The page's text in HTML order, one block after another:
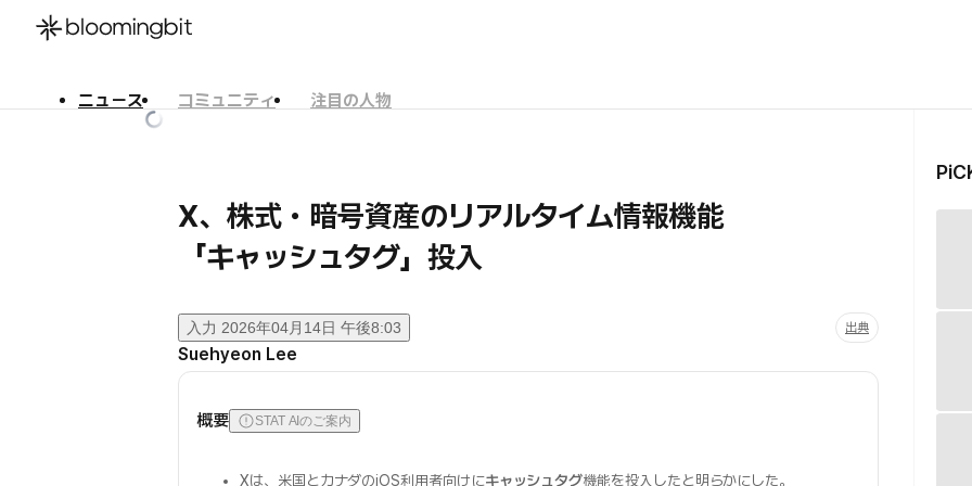
ニュース コミュニティ
注目の人物
X、株式・暗号資産のリアルタイム情報機能
「キャッシュタグ」投入
入力 2026年04月14日 午後8:03 出典
Suehyeon Lee
概要 STAT AIのご案内
Xは、米国とカナダのiOS利用者向けにキャッシュタグ機能を投入したと明らかにした。